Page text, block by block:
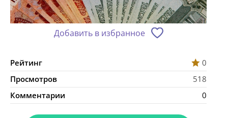
Добавить в избранное
Рейтинг
0
Просмотров
518
Комментарии
0